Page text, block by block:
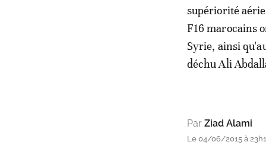
supériorité
F16 marocains
Syrie, ainsi
déchu Ali
Par Ziad Alami
Le 04/06/2015 à